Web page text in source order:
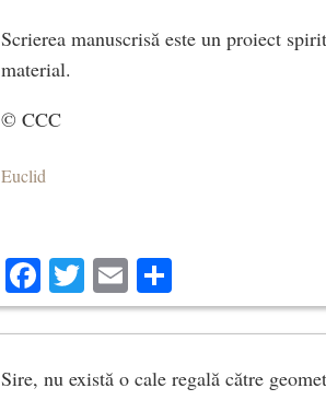
Scrierea manuscrisă este un proiect
material.
© CCC
Euclid
Facebook
Twitter
Email
Sire, nu există o cale regală către